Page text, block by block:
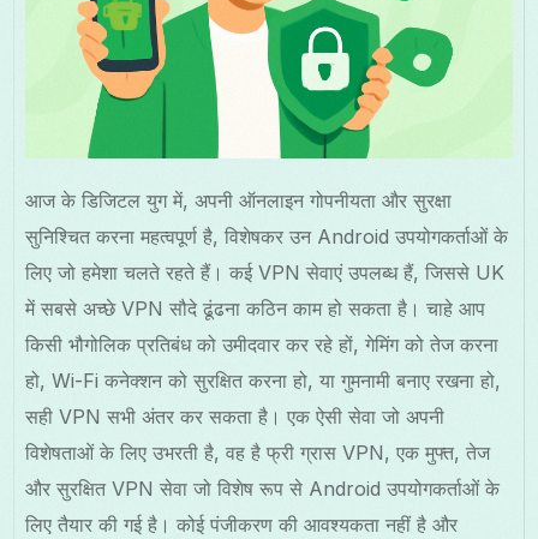
आज के डिजिटल युग में, अपनी ऑनलाइन गोपनीयता और सुरक्षा
सुनिश्चित करना महत्वपूर्ण है, विशेषकर उन Android उपयोगकर्ताओं के
लिए जो हमेशा चलते रहते हैं। कई VPN सेवाएं उपलब्ध हैं, जिससे UK
में सबसे अच्छे VPN सौदे ढूंढना कठिन काम हो सकता है। चाहे आप
किसी भौगोलिक प्रतिबंध को उमीदवार कर रहे हों, गेमिंग को तेज करना
हो, Wi-Fi कनेक्शन को सुरक्षित करना हो, या गुमनामी बनाए रखना हो,
सही VPN सभी अंतर कर सकता है। एक ऐसी सेवा जो अपनी
विशेषताओं के लिए उभरती है, वह है फ्री ग्रास VPN, एक मुफ्त, तेज
और सुरक्षित VPN सेवा जो विशेष रूप से Android उपयोगकर्ताओं के
लिए तैयार की गई है। कोई पंजीकरण की आवश्यकता नहीं है और